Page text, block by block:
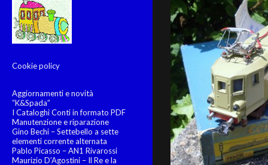
Cookie policy
Aggiornamenti e novità
“K&Spada”
I Cataloghi Conti in formato PDF
Manutenzione e riparazione
Gino Bechi – Settebello a sette
elementi corrente alternata
Pablo Picasso – AN1 Rivarossi
Maurizio D’Agostini – Il Re e la